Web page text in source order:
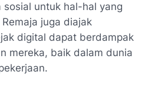
sosial untuk hal-hal yang
juga diajak
digital dapat berdampak
mereka, baik dalam dunia